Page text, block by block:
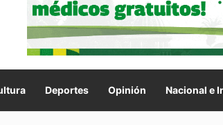
Deportes Opinión Nacional e